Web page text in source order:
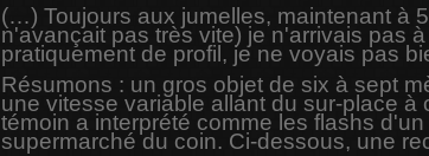
(…) Toujours aux jumelles, maintenant à
n'avançait pas très vite) je n'arrivais pas
pratiquement de profil, je ne voyais pas
Résumons : un gros objet de six à sept
une vitesse variable allant du sur-place
témoin a interprété comme les flashs
supermarché du coin. Ci-dessous, une